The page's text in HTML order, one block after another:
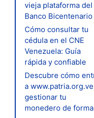
vieja plataforma del
Banco Bicentenario
Cómo consultar tu
cédula en el CNE
Venezuela: Guía
rápida y confiable
Descubre cómo
a
gestionar tu
monedero de